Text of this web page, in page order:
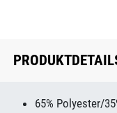
65% Polyester/